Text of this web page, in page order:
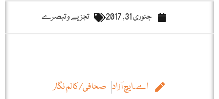
جنوری 31, 2017 تجزیے و تبصرے
اے۔ایچ آزاد صحافی/کالم نگار